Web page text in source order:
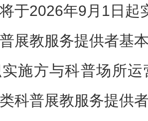
于2026年9月1日起
普展教服务提供者基
施方与科普场所
科普展教服务提供